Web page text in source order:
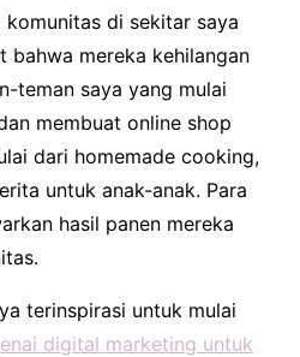
komunitas di sekitar saya
bahwa mereka kehilangan
teman saya yang mulai
membuat online shop
dari homemade cooking,
untuk anak-anak. Para
hasil panen mereka
terinspirasi untuk mulai
digital marketing untuk